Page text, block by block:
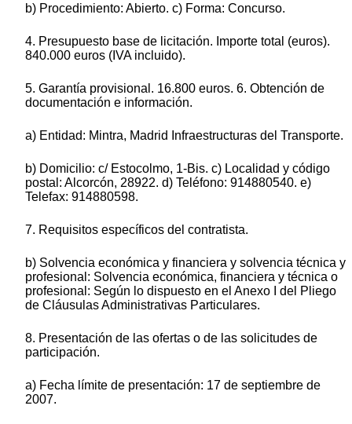
b) Procedimiento: Abierto. c) Forma: Concurso.
4. Presupuesto base de licitación. Importe total (euros).
840.000 euros (IVA incluido).
5. Garantía provisional. 16.800 euros. 6. Obtención de
documentación e información.
a) Entidad: Mintra, Madrid Infraestructuras del Transporte.
b) Domicilio: c/ Estocolmo, 1-Bis. c) Localidad y código
postal: Alcorcón, 28922. d) Teléfono: 914880540. e)
Telefax: 914880598.
7. Requisitos específicos del contratista.
b) Solvencia económica y financiera y solvencia técnica y
profesional: Solvencia económica, financiera y técnica o
profesional: Según lo dispuesto en el Anexo I del Pliego
de Cláusulas Administrativas Particulares.
8. Presentación de las ofertas o de las solicitudes de
participación.
a) Fecha límite de presentación: 17 de septiembre de
2007.